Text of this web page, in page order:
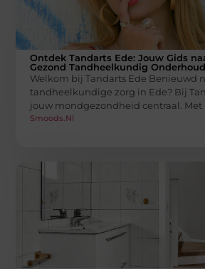
Ontdek Tandarts Ede: Jouw Gids
Gezond Tandheelkundig Onderhoud
Welkom bij Tandarts Ede Benieuwd
tandheelkundige zorg in Ede? Bij
jouw mondgezondheid centraal. Met
Smoods.nl